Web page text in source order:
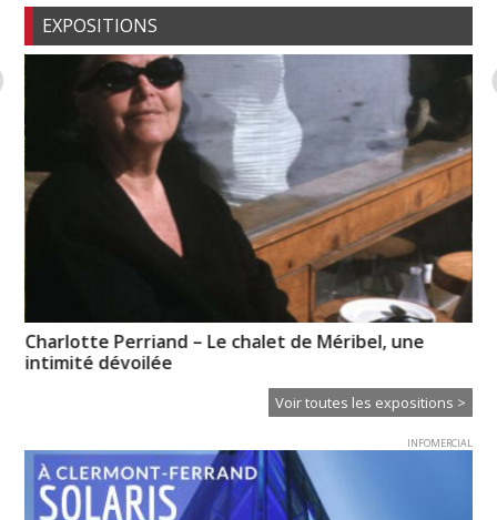
EXPOSITIONS
Charlotte Perriand – Le chalet de Méribel, une
intimité dévoilée
Voir toutes les expositions >
INFOMERCIAL